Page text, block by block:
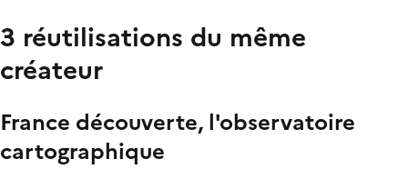
3 réutilisations du même
créateur
France découverte, l'observatoire
cartographique